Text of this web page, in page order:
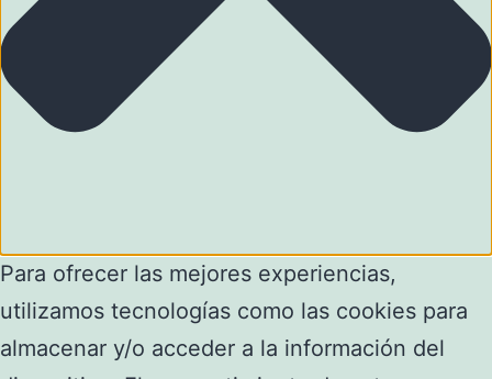
Para ofrecer las mejores experiencias,
utilizamos tecnologías como las cookies para
almacenar y/o acceder a la información del